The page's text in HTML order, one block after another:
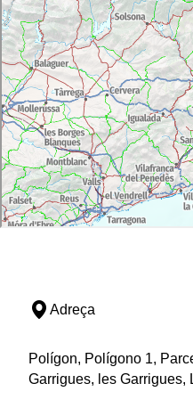
Adreça
Polígon, Polígono 1,
Garrigues, les Garrigues,